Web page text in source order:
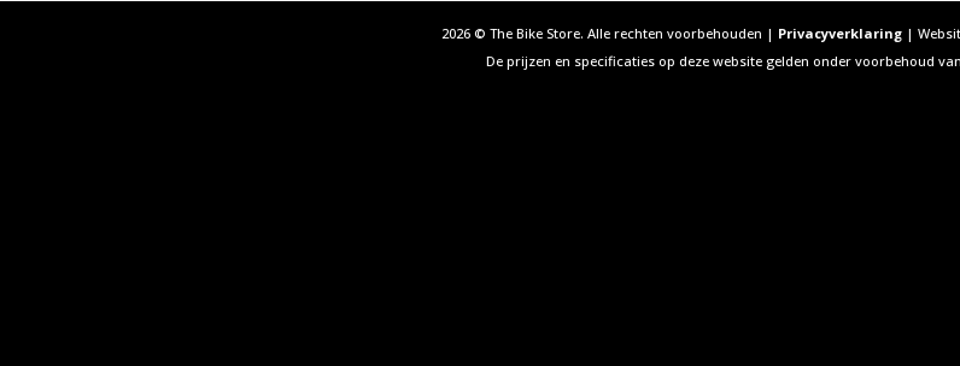
2026 © The Bike Store. Alle rechten voorbehouden | Privacyverklaring |
De prijzen en specificaties op deze website gelden onder voorbehoud